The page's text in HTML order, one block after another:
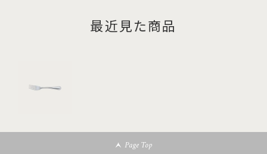
最近見た商品
Page Top